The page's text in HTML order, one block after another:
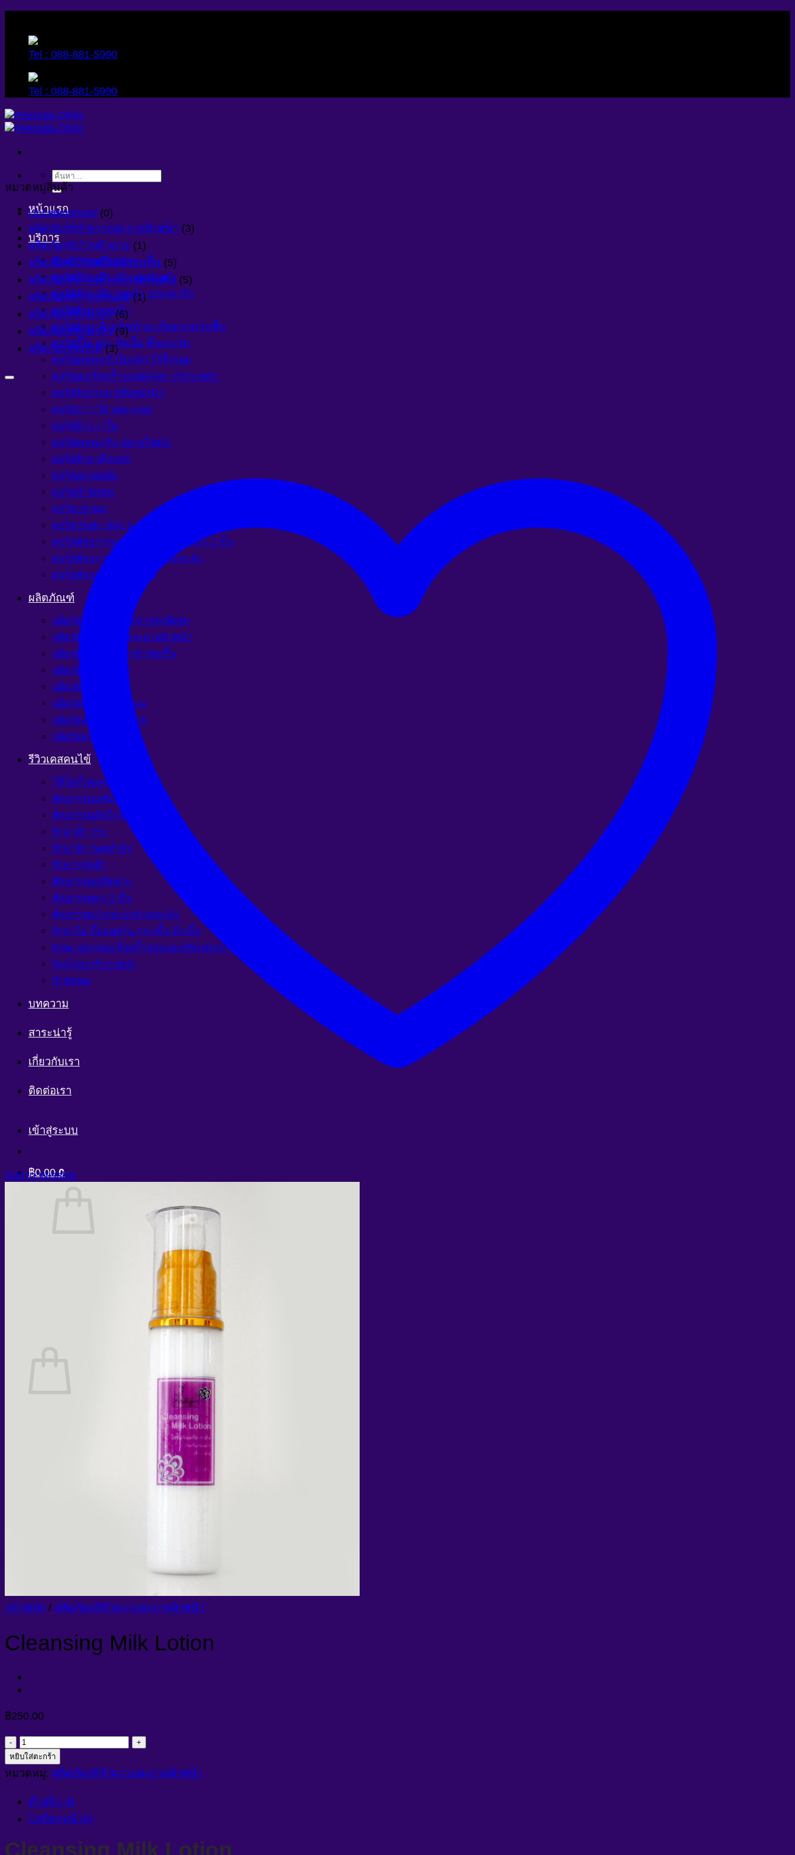
content
Tel : 088-881-5990
Tel : 088-881-5990
ค้นหา:
หน้าแรก
บริการ
ศัลยกรรมเสริมจมูก
คอร์สรักษาฝ้า กระ จุดด่างดำ
คอร์สรักษาสิว รอยดำ รอยแดงสิว
คอร์สรักษาหลุมสิว
คอร์สรักษาผิวแห้งกร้าน เพิ่มความชุ่มชื้น
คอร์สจี้ไฝ กระ ติ่งเนื้อ ขี้แมลงวัน
คอร์สยกกระชับใบหน้า ไร้ริ้วรอย
คอร์สลบเลือนริ้วรอย&Filler ปรับรูปหน้า
คอร์สร้อยไหม ปรับรูปหน้า
คอร์สขาว ใส เฉพาะจุด
คอร์สผิวขาวใส
คอร์สยกกระชับ สลายไขมัน
คอร์สรักษาคีลอยส์
คอร์สลบรอยสัก
คอร์สกำจัดขน
คอร์สปลูกผม
คอร์ส Body Slim & Body Spa
คอร์สศัลยกรรมตา 2 ชั้น / เลเซอร์ตา 2 ชั้น
คอร์สศัลยกรรมปากบาง ปากกระจับ
คอร์สศัลยกรรมเสริมคาง
ผลิตภัณฑ์
ผลิตภัณฑ์บำรุงผิวหน้าสูตรพิเศษ
ผลิตภัณฑ์ทำความสะอาดผิวหน้า
ผลิตภัณฑ์บำรุงผิวหน้าชุ่มชื้น
ผลิตภัณฑ์รักษาฝ้า
ผลิตภัณฑ์รักษาสิว
ผลิตภัณฑ์บำรุงเส้นผม
ผลิตภัณฑ์บำรุงผิวกาย
ผลิตภัณฑ์แก้แพ้
รีวิวเคสคนไข้
วีดีโอทั้งหมด พีรดาคลินิก
ศัลยกรรมเสริมจมูก
ศัลยกรรมตัดปีก&ยกปีก
รักษาฝ้า กระ
รักษาสิว รอยดำสิว
รักษาหลุมสิว
ศัลยกรรมเสริมคาง
ศัลยกรรมตา 2 ชั้น
ศัลยกรรมปากบาง ปากกระจับ
รักษาไฝ ขี้แมลงวัน กระเนื้อ ติ่งเนื้อ
Filler &สารลบเลือนริ้วรอยและปรับรูปหน้า
ร้อยไหมปรับรูปหน้า
กำจัดขน
บทความ
สาระน่ารู้
เกี่ยวกับเรา
ติดต่อเรา
เข้าสู่ระบบ
฿0.00 0
หมวดหมู่สินค้า
Uncategorized (0)
ผลิตภัณฑ์ทำความสะอาดผิวหน้า (3)
ผลิตภัณฑ์บำรุงผิวกาย (1)
ผลิตภัณฑ์บำรุงผิวหน้าชุ่มชื้น (5)
ผลิตภัณฑ์บำรุงผิวหน้าสูตรพิเศษ (5)
ผลิตภัณฑ์บำรุงเส้นผม (1)
ผลิตภัณฑ์รักษาฝ้า (6)
ผลิตภัณฑ์รักษาสิว (9)
ผลิตภัณฑ์แก้แพ้ (3)
Add to Wishlist
หน้าหลัก / ผลิตภัณฑ์ทำความสะอาดผิวหน้า
Cleansing Milk Lotion
฿250.00
จำนวน
Cleansing
Milk
Lotion
ชิ้น
หยิบใส่ตะกร้า
หมวดหมู่: ผลิตภัณฑ์ทำความสะอาดผิวหน้า
คำอธิบาย
บทวิจารณ์ (0)
Cleansing Milk Lotion